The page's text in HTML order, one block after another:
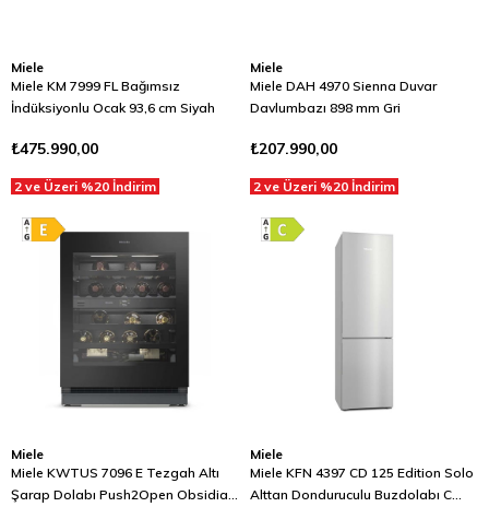
Miele
Miele KM 7999 FL Bağımsız
İndüksiyonlu Ocak 93,6 cm Siyah
₺475.990,00
2 ve Üzeri %20 İndirim
Miele
Miele DAH 4970 Sienna Duvar
Davlumbazı 898 mm Gri
₺207.990,00
2 ve Üzeri %20 İndirim
Miele
Miele KWTUS 7096 E Tezgah Altı
Şarap Dolabı Push2Open Obsidian
Miele
Miele KFN 4397 CD 125 Edition Solo
Alttan Donduruculu Buzdolabı C